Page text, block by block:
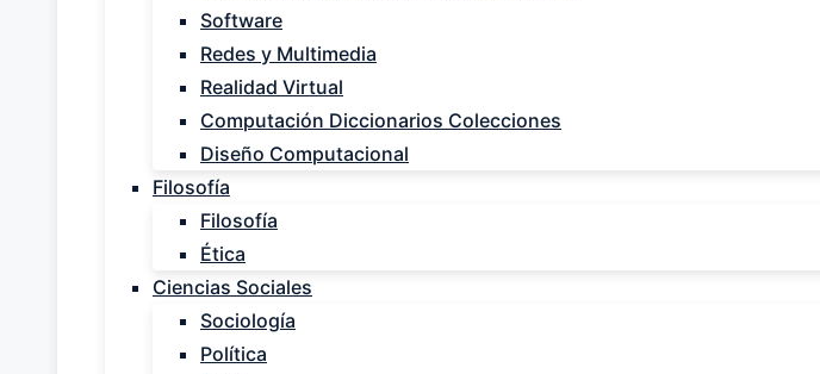
Software
Redes y Multimedia
Realidad Virtual
Computación Diccionarios Colecciones
Diseño Computacional
Filosofía
Filosofía
Ética
Ciencias Sociales
Sociología
Política